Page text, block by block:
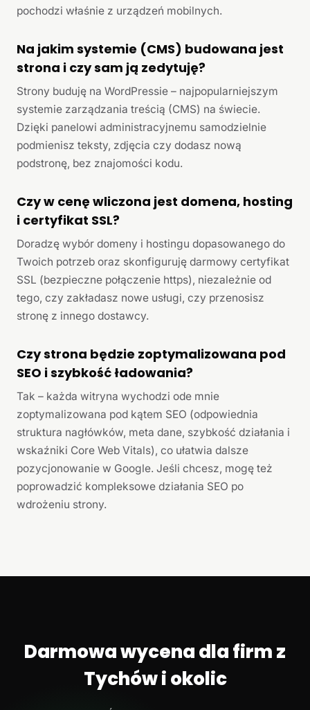
pochodzi właśnie z urządzeń mobilnych.
Na jakim systemie (CMS) budowana jest
strona i czy sam ją zedytuję?
Strony buduję na WordPressie – najpopularniejszym
systemie zarządzania treścią (CMS) na świecie.
Dzięki panelowi administracyjnemu samodzielnie
podmienisz teksty, zdjęcia czy dodasz nową
podstronę, bez znajomości kodu.
Czy w cenę wliczona jest domena, hosting
i certyfikat SSL?
Doradzę wybór domeny i hostingu dopasowanego do
Twoich potrzeb oraz skonfiguruję darmowy certyfikat
SSL (bezpieczne połączenie https), niezależnie od
tego, czy zakładasz nowe usługi, czy przenosisz
stronę z innego dostawcy.
Czy strona będzie zoptymalizowana pod
SEO i szybkość ładowania?
Tak – każda witryna wychodzi ode mnie
zoptymalizowana pod kątem SEO (odpowiednia
struktura nagłówków, meta dane, szybkość działania i
wskaźniki Core Web Vitals), co ułatwia dalsze
pozycjonowanie w Google. Jeśli chcesz, mogę też
poprowadzić kompleksowe działania SEO po
wdrożeniu strony.
Darmowa wycena dla firm z
Tychów i okolic